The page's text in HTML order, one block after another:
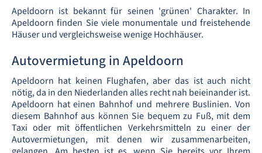
Apeldoorn ist bekannt für seinen 'grünen' Charakter. In
Apeldoorn finden Sie viele monumentale und freistehende
Häuser und vergleichsweise wenige Hochhäuser.
Autovermietung in Apeldoorn
Apeldoorn hat keinen Flughafen, aber das ist auch nicht
nötig, da in den Niederlanden alles recht nah beieinander ist.
Apeldoorn hat einen Bahnhof und mehrere Buslinien. Von
diesem Bahnhof aus können Sie bequem zu Fuß, mit dem
Taxi oder mit öffentlichen Verkehrsmitteln zu einer der
Autovermietungen, mit denen wir zusammenarbeiten,